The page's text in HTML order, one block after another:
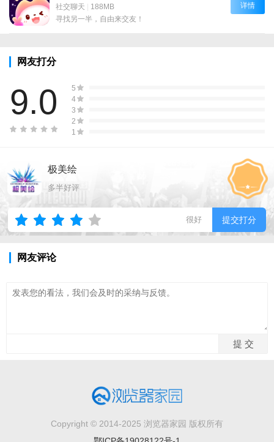
社交聊天 | 188MB
寻找另一半，自由来交友！
详情
网友打分
9.0
5
4
3
2
1
极美绘
多半好评
很好 提交打分
网友评论
Copyright © 2014-2025 浏览器家园 版权所有